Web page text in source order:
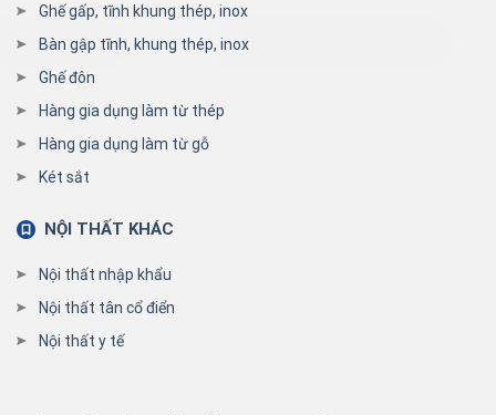
Ghế gấp, tĩnh khung thép, inox
Bàn gập tĩnh, khung thép, inox
Ghế đôn
Hàng gia dụng làm từ thép
Hàng gia dụng làm từ gỗ
Két sắt
NỘI THẤT KHÁC
Nội thất nhập khẩu
Nội thất tân cổ điển
Nội thất y tế